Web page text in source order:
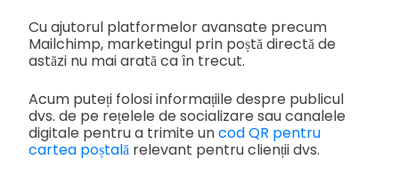
Cu ajutorul platformelor avansate precum
Mailchimp, marketingul prin poștă directă de
astăzi nu mai arată ca în trecut.
Acum puteți folosi informațiile despre publicul
dvs. de pe rețelele de socializare sau canalele
digitale pentru a trimite uncod QR pentru
cartea poștală relevant pentru clienții dvs.